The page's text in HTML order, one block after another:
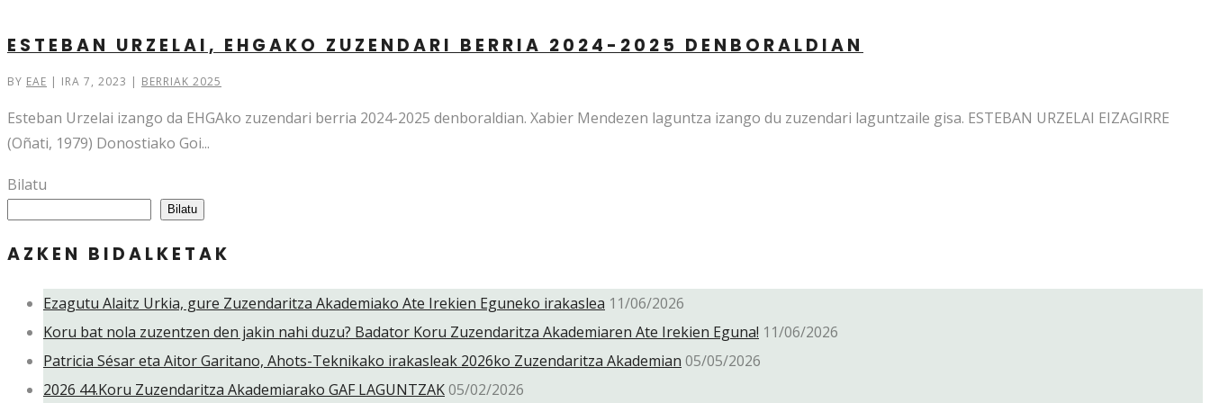
ESTEBAN URZELAI, EHGAKO ZUZENDARI BERRIA 2024-2025 DENBORALDIAN
BY EAE | IRA 7, 2023 | BERRIAK 2025
Esteban Urzelai izango da EHGAko zuzendari berria 2024-2025 denboraldian. Xabier Mendezen laguntza izango du zuzendari laguntzaile gisa. ESTEBAN URZELAI EIZAGIRRE
(Oñati, 1979) Donostiako Goi...
Bilatu
Bilatu
AZKEN BIDALKETAK
Ezagutu Alaitz Urkia, gure Zuzendaritza Akademiako Ate Irekien Eguneko irakaslea 11/06/2026
Koru bat nola zuzentzen den jakin nahi duzu? Badator Koru Zuzendaritza Akademiaren Ate Irekien Eguna! 11/06/2026
Patricia Sésar eta Aitor Garitano, Ahots-Teknikako irakasleak 2026ko Zuzendaritza Akademian 05/05/2026
2026 44.Koru Zuzendaritza Akademiarako GAF LAGUNTZAK05/02/2026